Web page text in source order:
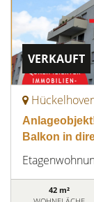
VERKAUFT
Balkon in
42 m²